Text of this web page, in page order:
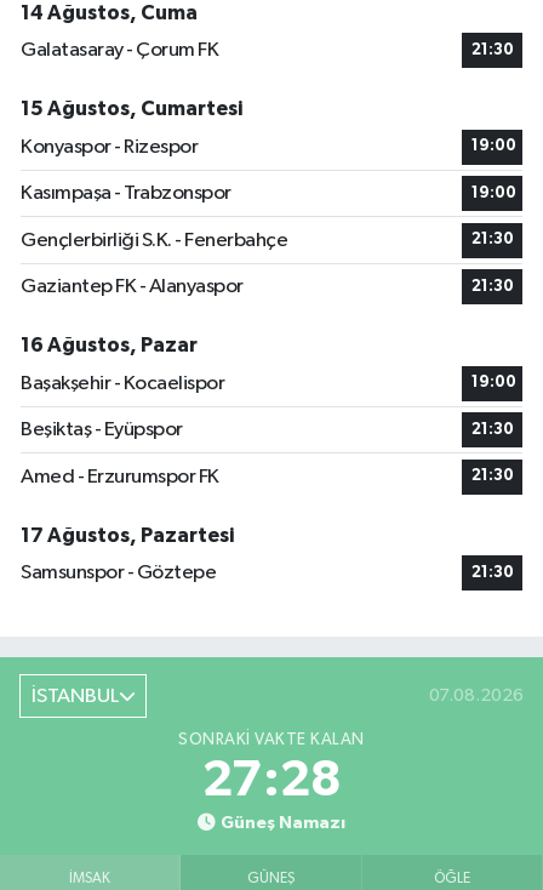
14 Ağustos, Cuma
Galatasaray - Çorum FK
21:30
15 Ağustos, Cumartesi
Konyaspor - Rizespor
19:00
Kasımpaşa - Trabzonspor 19:00
Gençlerbirliği S.K. - Fenerbahçe 21:30
Gaziantep FK - Alanyaspor 21:30
16 Ağustos, Pazar
Başakşehir - Kocaelispor
19:00
Beşiktaş - Eyüpspor 21:30
Amed - Erzurumspor FK 21:30
17 Ağustos, Pazartesi
Samsunspor - Göztepe
21:30
İSTANBUL 07.08.2026
SONRAKI VAKTE KALAN
27:27
Güneş Namazı
İMSAK GÜNEŞ ÖĞLE